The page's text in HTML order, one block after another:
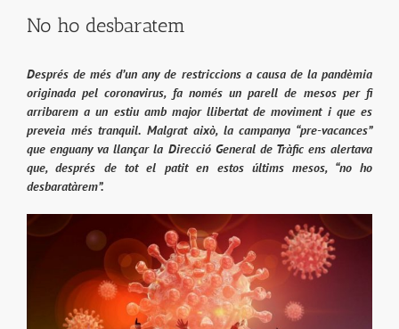
No ho desbaratem
Després de més d’un any de restriccions a causa de la pandèmia
originada pel coronavirus, fa només un parell de mesos per fi
arribarem a un estiu amb major llibertat de moviment i que es
preveia més tranquil. Malgrat això, la campanya “pre-vacances”
que enguany va llançar la Direcció General de Tràfic ens alertava
que, després de tot el patit en estos últims mesos, “no ho
desbaratàrem”.